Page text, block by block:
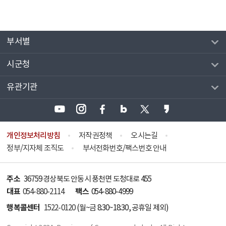
부서별
시군청
유관기관
개인정보처리방침 저작권정책
오시는길
정부/지자체 조직도
부서전화번호/팩스번호 안내
주소 36759 경상북도 안동시 풍천면 도청대로 455
대표 054-880-2114 팩스 054-880-4999
행복콜센터 1522-0120(월~금 8:30~18:30, 공휴일 제외)